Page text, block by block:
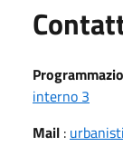
interno 3
Mail :